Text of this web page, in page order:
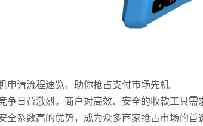
申请流程速览，助你抢占支付市场先机
争日益激烈，商户对高效、安全的收款工具
全系数高的优势，成为众多商家抢占市场的